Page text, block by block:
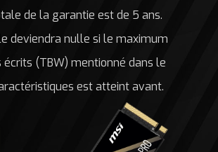
de la garantie est de 5 ans.
deviendra nulle si le maximum
(TBW) mentionné dans le
est atteint avant.